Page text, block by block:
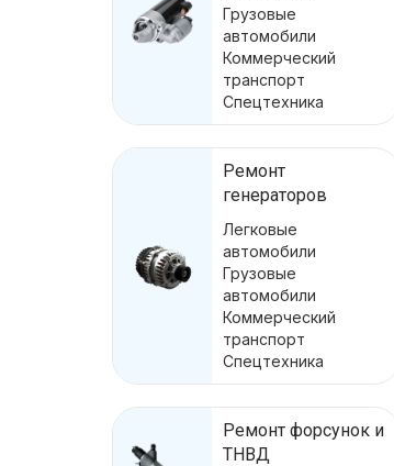
Грузовые
автомобили
Коммерческий
транспорт
Спецтехника
Ремонт
генераторов
Легковые
автомобили
Грузовые
автомобили
Коммерческий
транспорт
Спецтехника
Ремонт форсунок и
ТНВД